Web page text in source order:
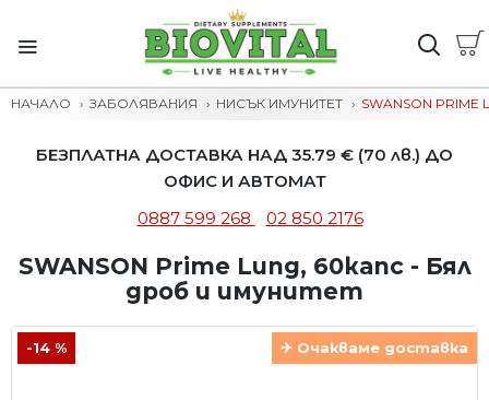
НАЧАЛО ЗАБОЛЯВАНИЯ НИСЪК ИМУНИТЕТ SWANSON
БЕЗПЛАТНА ДОСТАВКА НАД 35.79 € (70 лв.) ДО
ОФИС И АВТОМАТ
0887 599 268
02 850 2176
SWANSON Prime Lung, 60капс - Бял
дроб и имунитет
-14 % ✈ Очакваме доставка